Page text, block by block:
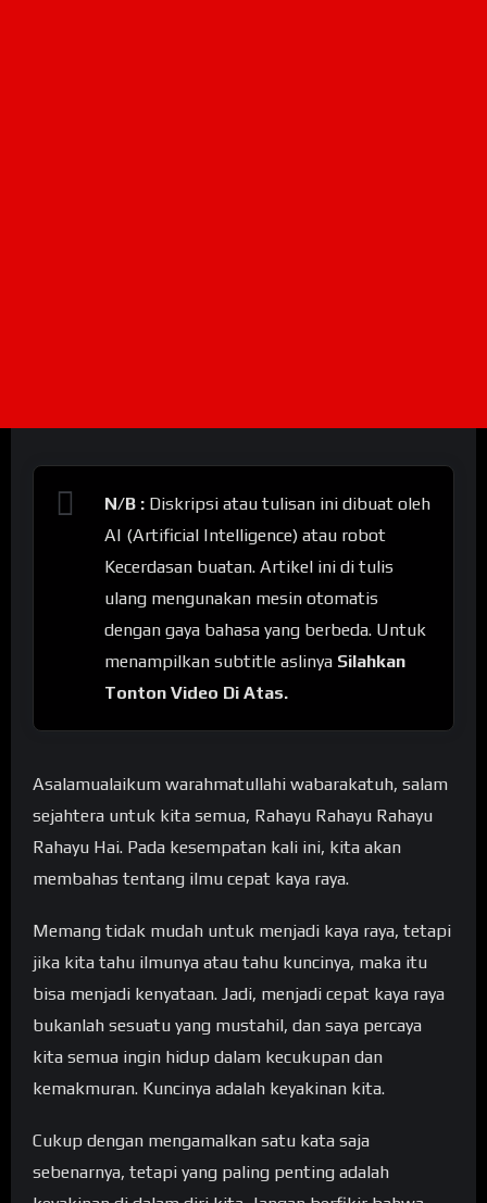
N/B : Diskripsi atau tulisan ini dibuat oleh
AI (Artificial Intelligence) atau robot
Kecerdasan buatan. Artikel ini di tulis
ulang mengunakan mesin otomatis
dengan gaya bahasa yang berbeda. Untuk
menampilkan subtitle aslinya Silahkan
Tonton Video Di Atas.
Asalamualaikum warahmatullahi wabarakatuh, salam
sejahtera untuk kita semua, Rahayu Rahayu Rahayu
Rahayu Hai. Pada kesempatan kali ini, kita akan
membahas tentang ilmu cepat kaya raya.
Memang tidak mudah untuk menjadi kaya raya, tetapi
jika kita tahu ilmunya atau tahu kuncinya, maka itu
bisa menjadi kenyataan. Jadi, menjadi cepat kaya raya
bukanlah sesuatu yang mustahil, dan saya percaya
kita semua ingin hidup dalam kecukupan dan
kemakmuran. Kuncinya adalah keyakinan kita.
Cukup dengan mengamalkan satu kata saja
sebenarnya, tetapi yang paling penting adalah